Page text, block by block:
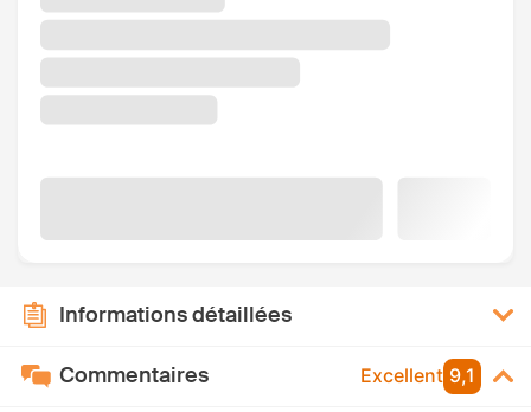
Informations détaillées
Commentaires Excellent 9,1